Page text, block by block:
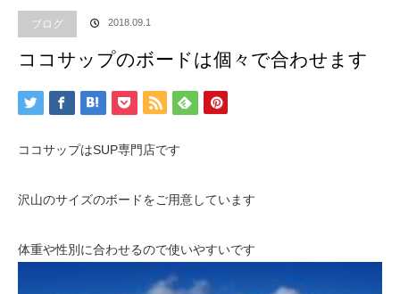
ブログ 2018.09.1
ココサップのボードは個々で合わせます
ココサップはSUP専門店です
沢山のサイズのボードをご用意しています
体重や性別に合わせるので使いやすいです